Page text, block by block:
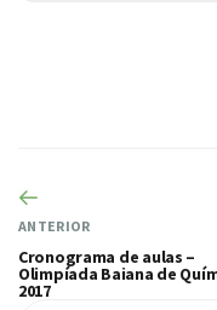
ANTERIOR
Cronograma de aulas –
Olimpíada Baiana de
2017